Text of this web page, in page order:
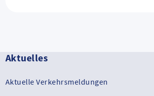
Aktuelles
Aktuelle Verkehrsmeldungen